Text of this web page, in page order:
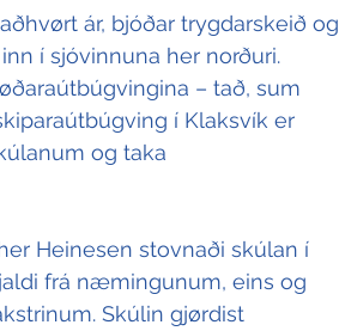
ár, bjóðar trygdarskeið og
í sjóvinnuna her norðuri.
– tað, sum
í Klaksvík er
og taka
Heinesen stovnaði skúlan í
frá næmingunum, eins og
Skúlin gjørdist